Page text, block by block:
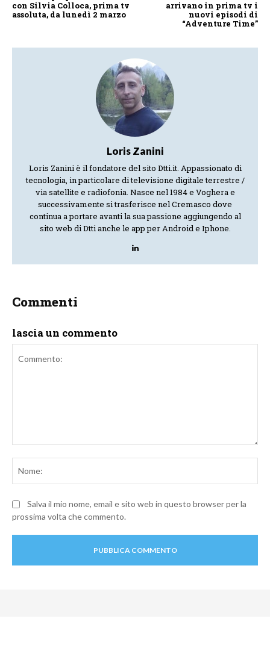
con Silvia Colloca, prima tv
assoluta, da lunedì 2 marzo
arrivano in prima tv i
nuovi episodi di
“Adventure Time”
Loris Zanini
Loris Zanini è il fondatore del sito Dtti.it. Appassionato di
tecnologia, in particolare di televisione digitale terrestre /
via satellite e radiofonia. Nasce nel 1984 e Voghera e
successivamente si trasferisce nel Cremasco dove
continua a portare avanti la sua passione aggiungendo al
sito web di Dtti anche le app per Android e Iphone.
Commenti
lascia un commento
Salva il mio nome, email e sito web in questo browser per la
prossima volta che commento.